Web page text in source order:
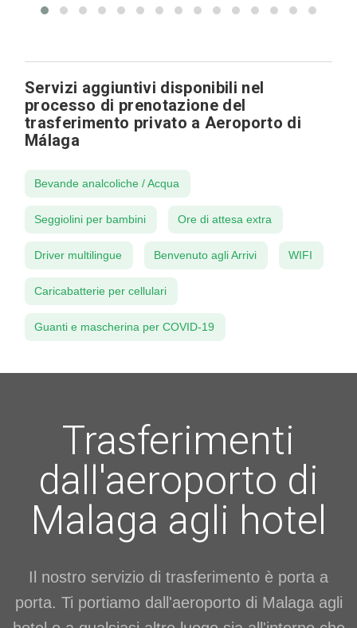
Servizi aggiuntivi disponibili nel
processo di prenotazione del
trasferimento privato a Aeroporto di
Málaga
Bevande analcoliche / Acqua
Seggiolini per bambini Ore di attesa extra
Driver multilingue Benvenuto agli Arrivi WIFI
Caricabatterie per cellulari
Guanti e mascherina per COVID-19
Trasferimenti
dall'aeroporto di
Malaga agli hotel
Il nostro servizio di trasferimento è porta a
porta. Ti portiamo dall'aeroporto di Malaga agli